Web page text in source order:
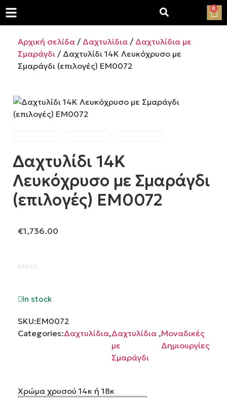
0
Αρχική σελίδα / Δαχτυλίδια / Δαχτυλίδια με
Σμαράγδι / Δαχτυλίδι 14Κ Λευκόχρυσο με
Σμαράγδι (επιλογές) ΕΜ0072
Δαχτυλίδι 14Κ
Λευκόχρυσο με Σμαράγδι
(επιλογές) ΕΜ0072
€1,736.00
0
από
In stock
SKU:ΕΜ0072
Categories:Δαχτυλίδια,Δαχτυλίδια
με
Σμαράγδι
,Μοναδικές
Δημιουργίες
Χρώμα χρυσού 14κ ή 18κ